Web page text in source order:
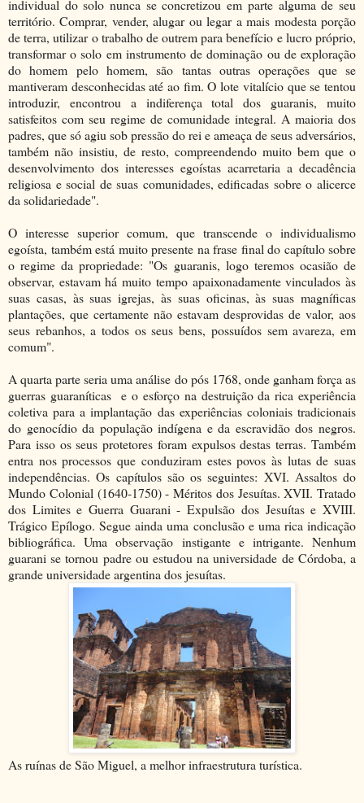
individual do solo nunca se concretizou em parte alguma de seu
território. Comprar, vender, alugar ou legar a mais modesta porção
de terra, utilizar o trabalho de outrem para benefício e lucro próprio,
transformar o solo em instrumento de dominação ou de exploração
do homem pelo homem, são tantas outras operações que se
mantiveram desconhecidas até ao fim. O lote vitalício que se tentou
introduzir, encontrou a indiferença total dos guaranis, muito
satisfeitos com seu regime de comunidade integral. A maioria dos
padres, que só agiu sob pressão do rei e ameaça de seus adversários,
também não insistiu, de resto, compreendendo muito bem que o
desenvolvimento dos interesses egoístas acarretaria a decadência
religiosa e social de suas comunidades, edificadas sobre o alicerce
da solidariedade".
O interesse superior comum, que transcende o individualismo
egoísta, também está muito presente na frase final do capítulo sobre
o regime da propriedade: "Os guaranis, logo teremos ocasião de
observar, estavam há muito tempo apaixonadamente vinculados às
suas casas, às suas igrejas, às suas oficinas, às suas magníficas
plantações, que certamente não estavam desprovidas de valor, aos
seus rebanhos, a todos os seus bens, possuídos sem avareza, em
comum".
A quarta parte seria uma análise do pós 1768, onde ganham força as
guerras guaraníticas e o esforço na destruição da rica experiência
coletiva para a implantação das experiências coloniais tradicionais
do genocídio da população indígena e da escravidão dos negros.
Para isso os seus protetores foram expulsos destas terras. Também
entra nos processos que conduziram estes povos às lutas de suas
independências. Os capítulos são os seguintes: XVI. Assaltos do
Mundo Colonial (1640-1750) - Méritos dos Jesuítas. XVII. Tratado
dos Limites e Guerra Guarani - Expulsão dos Jesuítas e XVIII.
Trágico Epílogo. Segue ainda uma conclusão e uma rica indicação
bibliográfica. Uma observação instigante e intrigante. Nenhum
guarani se tornou padre ou estudou na universidade de Córdoba, a
grande universidade argentina dos jesuítas.
As ruínas de São Miguel, a melhor infraestrutura turística.